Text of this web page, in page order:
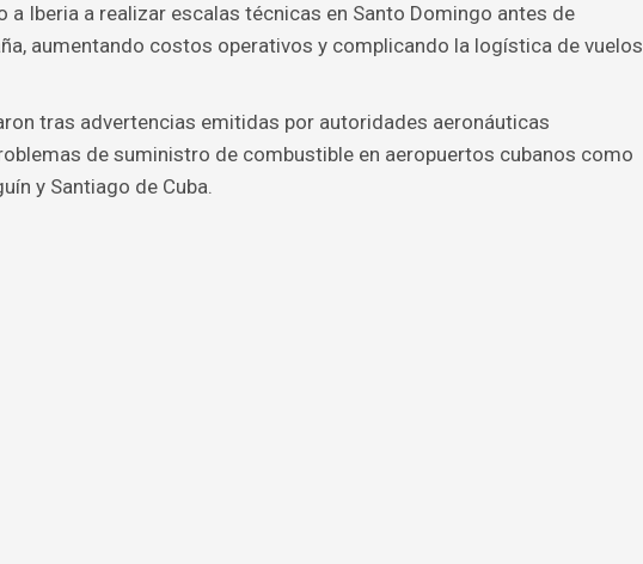
a Iberia a realizar escalas técnicas en Santo Domingo antes de
aumentando costos operativos y complicando la logística de vuelos
tras advertencias emitidas por autoridades aeronáuticas
de suministro de combustible en aeropuertos cubanos como
y Santiago de Cuba.